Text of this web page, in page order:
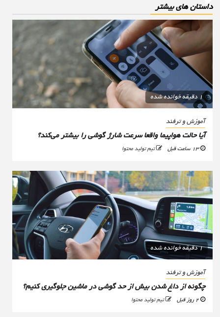
های بیشتر
1 دقیقه خوانده شده
آموزش و ترفند
آیا حالت هواپیما واقعا سرعت شارژ گوشی را بیشتر می‌کند؟
تیم تولید محتوا
1 دقیقه خوانده شده
آموزش و ترفند
چگونه از داغ شدن بیش از حد گوشی در ماشین جلوگیری کنیم؟
تیم تولید محتوا